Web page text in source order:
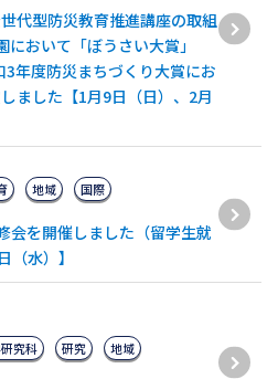
代型防災教育推進講座の取組
おいて「ぼうさい大賞」
3年度防災まちづくり大賞にお
ました【1月9日（日）、2月
会を開催しました（留学生就
水）】
地域 国際
究科 研究 地域